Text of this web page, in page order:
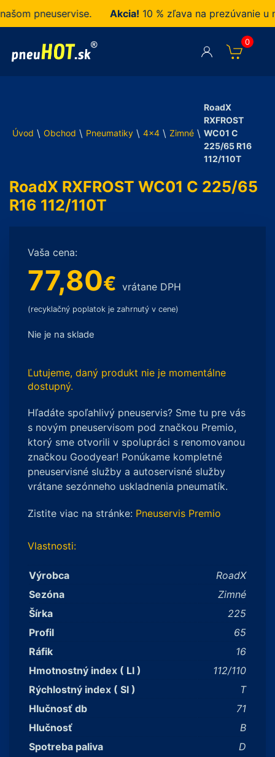
pneuservise. Akcia!10 % zľava na prezúvanie u nás
0
Úvod \ Obchod \ Pneumatiky \ 4x4 \ Zimné \
RoadX
RXFROST
WC01 C
225/65 R16
112/110T
RoadX RXFROST WC01 C 225/65
R16 112/110T
Vaša cena:
77,80€ vrátane DPH
(recyklačný poplatok je zahrnutý v cene)
Nie je na sklade
Ľutujeme, daný produkt nie je momentálne
dostupný.
Hľadáte spoľahlivý pneuservis? Sme tu pre vás
s novým pneuservisom pod značkou Premio,
ktorý sme otvorili v spolupráci s renomovanou
značkou Goodyear! Ponúkame kompletné
pneuservisné služby a autoservisné služby
vrátane sezónneho uskladnenia pneumatík.
Zistite viac na stránke: Pneuservis Premio
Vlastnosti:
Výrobca
RoadX
Sezóna
Zimné
Šírka
225
Profil
65
Ráfik
16
Hmotnostný index ( LI )
112/110
Rýchlostný index ( SI )
T
Hlučnosť db
71
Hlučnosť
B
Spotreba paliva
D